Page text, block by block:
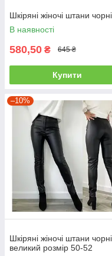
Шкіряні жіночі штани чорні
В наявності
580,50 ₴ 645 ₴
Купити
–10%
Шкіряні жіночі штани чорні
великий розмір 50-52